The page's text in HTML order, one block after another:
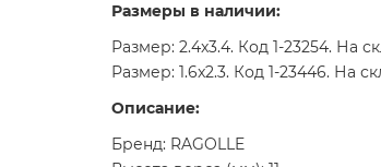
Размеры в наличии:
Размер: 2.4x3.4. Код 1-23254. На
Размер: 1.6x2.3. Код 1-23446. На
Описание:
Бренд: RAGOLLE